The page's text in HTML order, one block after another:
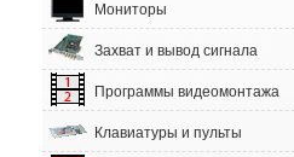
Мониторы
Захват и вывод сигнала
Программы видеомонтажа
Клавиатуры и пульты